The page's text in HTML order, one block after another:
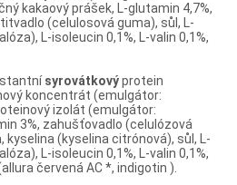
kakaový prášek, L-glutamin 4,7%,
(celulosová guma), sůl, L-
L-isoleucin 0,1%, L-valin 0,1%,
syrovátkovýprotein
koncentrát (emulgátor:
izolát (emulgátor:
3%, zahušťovadlo (celulózová
kyselina (kyselina citrónová), sůl, L-
L-isoleucin 0,1%, L-valin 0,1%,
červená AC *, indigotin ).